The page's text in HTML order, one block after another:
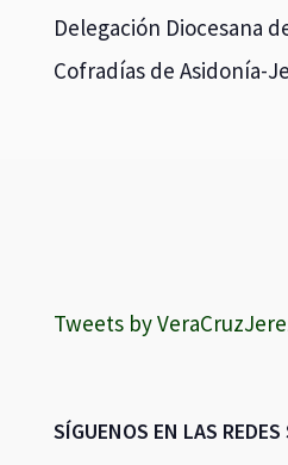
Delegación Diocesana
Cofradías de Asidonía-
Tweets by
SÍGUENOS EN LAS REDES